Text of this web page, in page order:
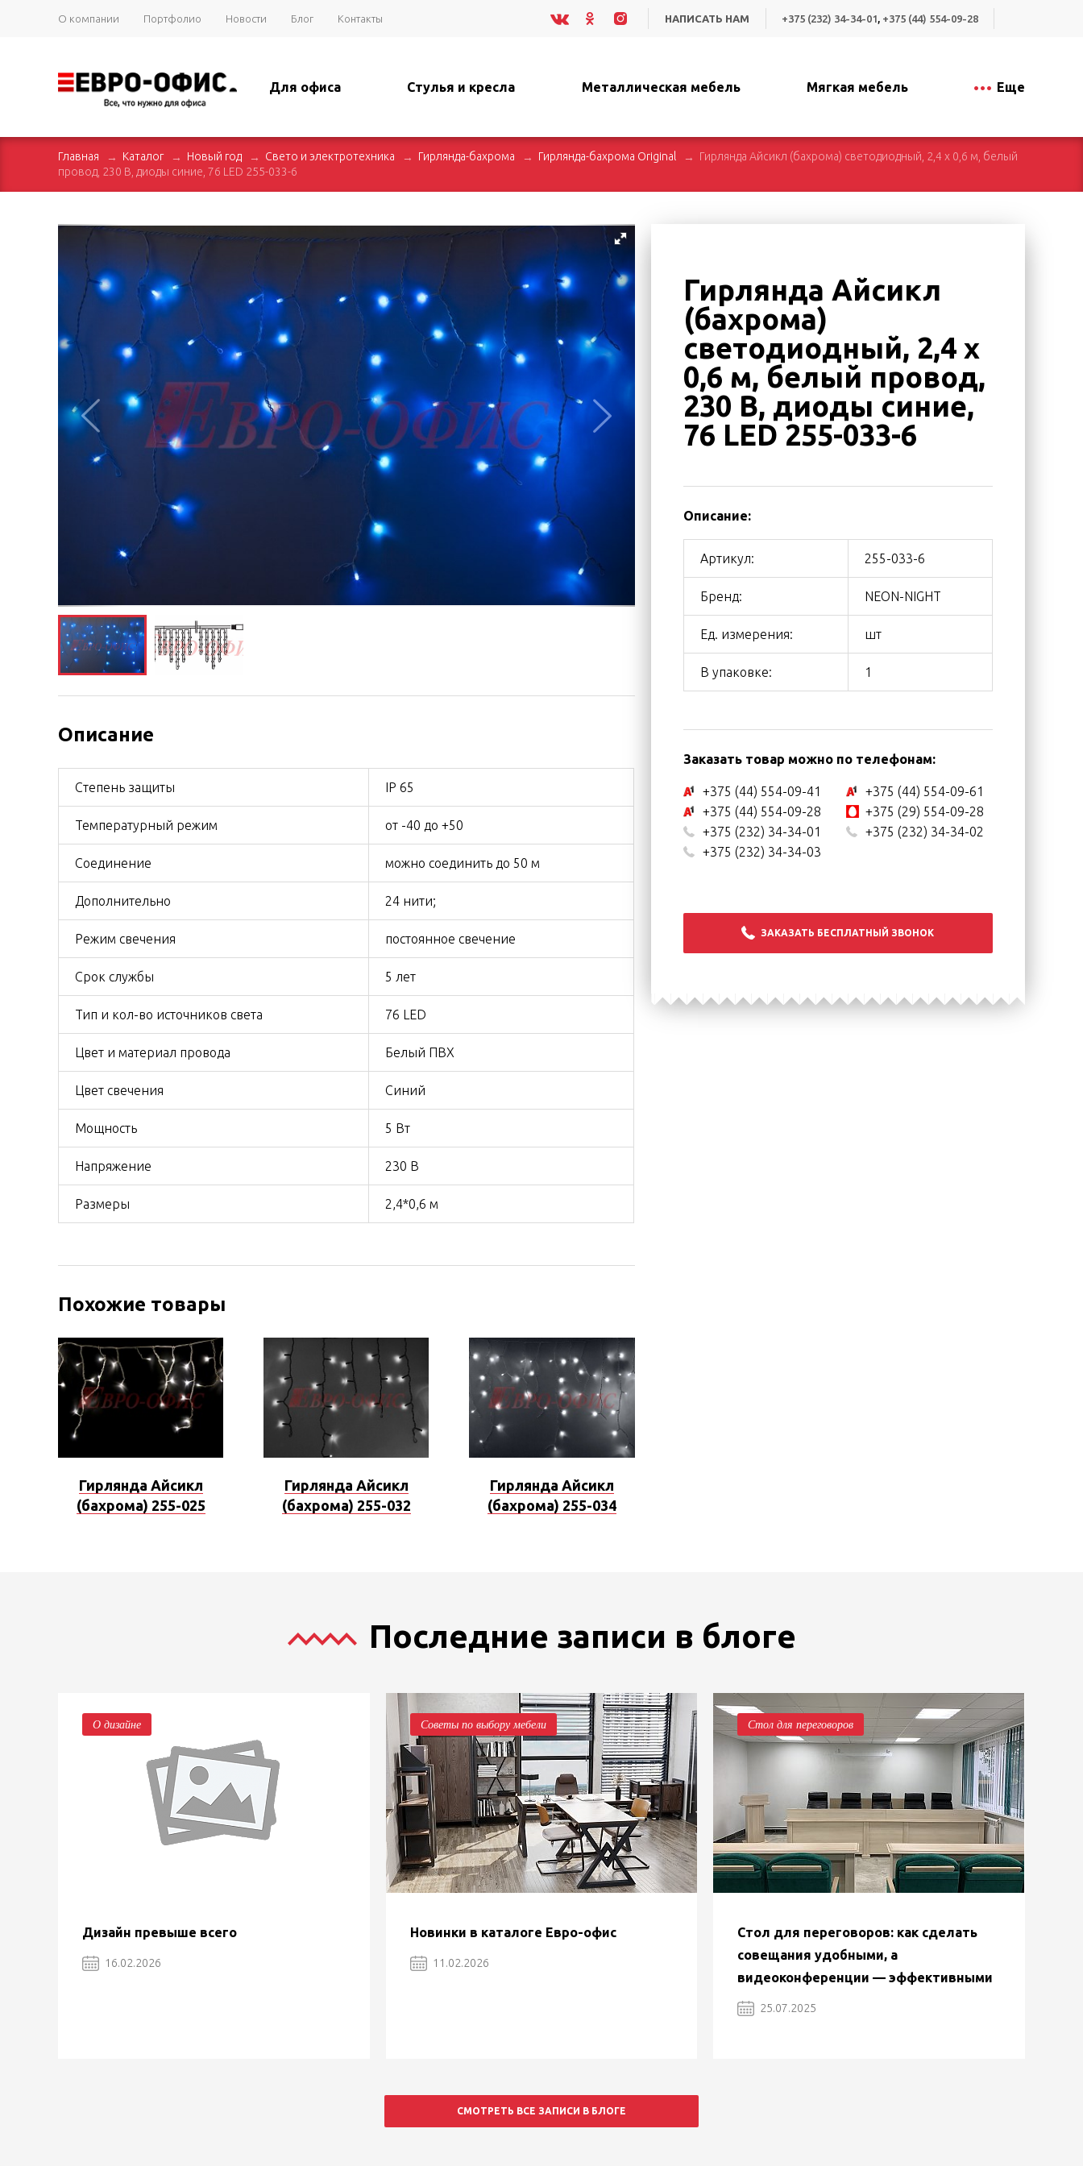
О компании Портфолио Новости Блог Контакты НАПИСАТЬ НАМ +375 (232) 34-34-01, +375 (44) 554-09-28
Для офиса Стулья и кресла Металлическая мебель Мягкая мебель Еще
Главная Каталог Новый год Свето и электротехника Гирлянда-бахрома Гирлянда-бахрома Original
Гирлянда Айсикл (бахрома) светодиодный, 2,4 х 0,6 м, белый
провод, 230 В, диоды синие, 76 LED 255-033-6
Описание
Степень защиты IP 65
Температурный режим от -40 до +50
Соединение можно соединить до 50 м
Дополнительно 24 нити;
Режим свечения постоянное свечение
Срок службы 5 лет
Тип и кол-во источников света 76 LED
Цвет и материал провода Белый ПВХ
Цвет свечения Синий
Мощность 5 Вт
Напряжение 230 В
Размеры 2,4*0,6 м
Похожие товары
Гирлянда Айсикл
(бахрома) 255-025
Гирлянда Айсикл
(бахрома) 255-032
Гирлянда Айсикл
(бахрома) 255-034
Гирлянда Айсикл
(бахрома)
светодиодный, 2,4 х
0,6 м, белый провод,
230 В, диоды синие,
76 LED 255-033-6
Описание:
Артикул: 255-033-6
Бренд: NEON-NIGHT
Ед. измерения: шт
В упаковке: 1
Заказать товар можно по телефонам:
+375 (44) 554-09-41
+375 (44) 554-09-61
+375 (44) 554-09-28
+375 (29) 554-09-28
+375 (232) 34-34-01
+375 (232) 34-34-02
+375 (232) 34-34-03
ЗАКАЗАТЬ БЕСПЛАТНЫЙ ЗВОНОК
Последние записи в блоге
О дизайне
Дизайн превыше всего
16.02.2026
Советы по выбору мебели
Новинки в каталоге Евро-офис
11.02.2026
Стол для переговоров
Стол для переговоров: как сделать
совещания удобными, а
видеоконференции — эффективными
25.07.2025
СМОТРЕТЬ ВСЕ ЗАПИСИ В БЛОГЕ